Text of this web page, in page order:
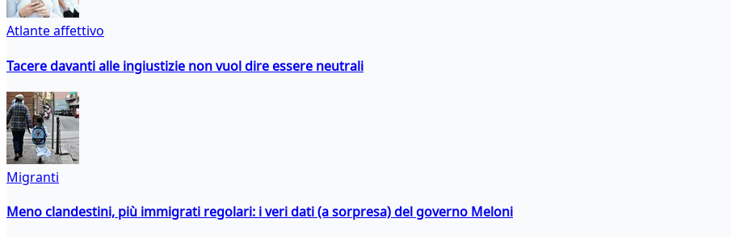
Atlante affettivo
Tacere davanti alle ingiustizie non vuol dire essere neutrali
Migranti
Meno clandestini, più immigrati regolari: i veri dati (a sorpresa) del governo Meloni